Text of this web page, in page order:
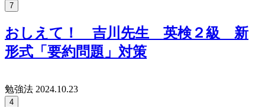
7
おしえて！ 吉川先生 英検２級 新
形式「要約問題」対策
勉強法 2024.10.23
4